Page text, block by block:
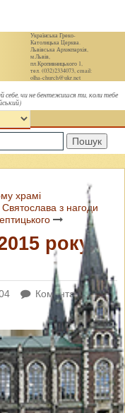
Українська Греко-
Католицька Церква.
Львівська Архиєпархія,
м.Львів,
пл.Кропивницького 1,
тел. (032)2334073, email:
olha-church@ukr.net
себе, чи не бентежишся ти, коли тебе
Пошук
храмі
з нагоди
року
Коментарі: 0